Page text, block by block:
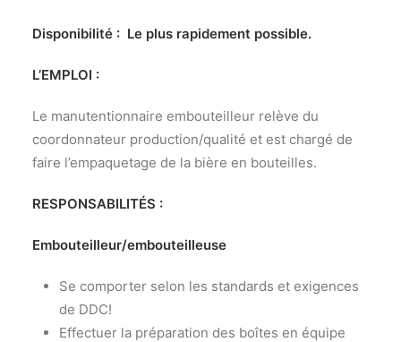
Disponibilité : Le plus rapidement possible.
L’EMPLOI :
Le manutentionnaire embouteilleur relève du
coordonnateur production/qualité et est chargé de
faire l’empaquetage de la bière en bouteilles.
RESPONSABILITÉS :
Embouteilleur/embouteilleuse
Se comporter selon les standards et exigences
de DDC!
Effectuer la préparation des boîtes en équipe